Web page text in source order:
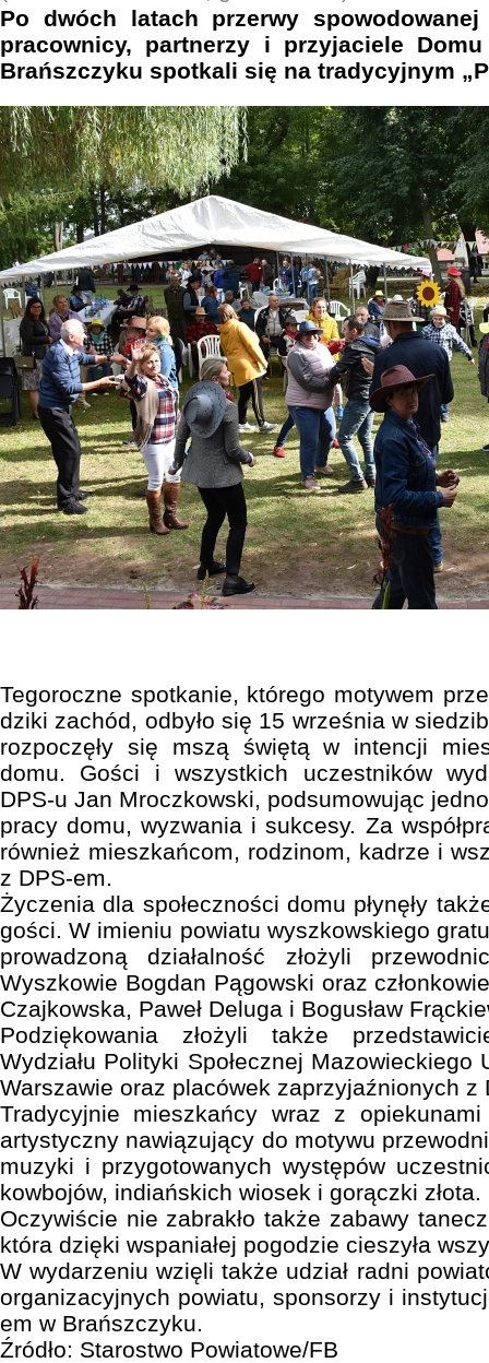
Po dwóch latach przerwy spowodowanej
pracownicy, partnerzy i przyjaciele
Brańszczyku spotkali się na tradycyjnym
Tegoroczne spotkanie, którego motywem
dziki zachód, odbyło się 15 września w
rozpoczęły się mszą świętą w intencji
domu. Gości i wszystkich uczestników
DPS-u Jan Mroczkowski, podsumowując
pracy domu, wyzwania i sukcesy. Za
również mieszkańcom, rodzinom, kadrze i
z DPS-em.
Życzenia dla społeczności domu płynęły
gości. W imieniu powiatu wyszkowskiego
prowadzoną działalność złożyli
Wyszkowie Bogdan Pągowski oraz
Czajkowska, Paweł Deluga i Bogusław
Podziękowania złożyli także
Wydziału Polityki Społecznej Mazowieckiego
Warszawie oraz placówek zaprzyjaźnionych z
Tradycyjnie mieszkańcy wraz z
artystyczny nawiązujący do motywu
muzyki i przygotowanych występów
kowbojów, indiańskich wiosek i gorączki złota.
Oczywiście nie zabrakło także zabawy
która dzięki wspaniałej pogodzie cieszyła
W wydarzeniu wzięli także udział radni
organizacyjnych powiatu, sponsorzy i
em w Brańszczyku.
Źródło: Starostwo Powiatowe/FB